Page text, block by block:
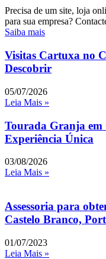
Precisa de um site, loja
para sua empresa?
Saiba mais
Visitas Cartuxa no
Descobrir
05/07/2026
Leia Mais »
Tourada Granja
Experiência Única
03/08/2026
Leia Mais »
Assessoria para
Castelo Branco,
01/07/2023
Leia Mais »